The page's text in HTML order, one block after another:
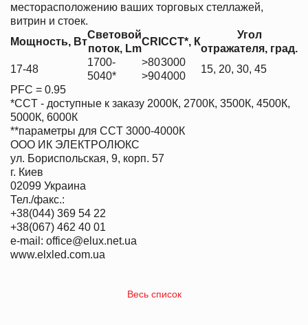
месторасположению ваших торговых стеллажей,
витрин и стоек.
Мощность, Вт
Световой
поток, Lm
CRI CCT*, К
Угол
отражателя, град.
17-48
1700-
5040*
>803000
15, 20, 30, 45
>904000
PFC = 0.95
*CCT - доступные к заказу 2000К, 2700К, 3500К, 4500К,
5000К, 6000К
**параметры для CCT 3000-4000К
ООО ИК ЭЛЕКТРОЛЮКС
ул. Бориспольская, 9, корп. 57
г. Киев
02099 Украина
Тел./факс.:
+38(044) 369 54 22
+38(067) 462 40 01
e-mail: office@elux.net.ua
www.elxled.com.ua
Весь список